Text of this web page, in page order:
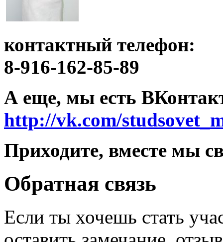
контактный телефон:
8-916-162-85-89
А еще, мы есть
http://vk.com/
Приходите, вместе мы
Обратная связь
Если ты хочешь стать